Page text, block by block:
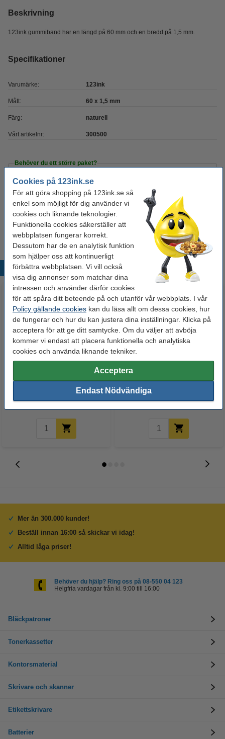
Cookies på 123ink.se
För att göra shopping på 123ink.se så
enkel som möjligt för dig använder vi
cookies och liknande teknologier.
Funktionella cookies säkerställer att
webbplatsen fungerar korrekt.
Dessutom har de en analytisk funktion
som hjälper oss att kontinuerligt
förbättra webbplatsen. Vi vill också
visa dig annonser som matchar dina
intressen och använder därför cookies
för att spåra ditt beteende på och utanför vår webbplats. I vår
Policy gällande cookies kan du läsa allt om dessa cookies, hur
de fungerar och hur du kan justera dina inställningar. Klicka på
acceptera för att ge ditt samtycke. Om du väljer att avböja
kommer vi endast att placera funktionella och analytiska
cookies och använda liknande tekniker.
Acceptera
Endast Nödvändiga
Beskrivning
123ink gummiband har en längd på 60 mm och en bredd på 1,5 mm.
Specifikationer
Varumärke: 123ink
Mått: 60 x 1,5 mm
Färg: naturell
Vårt artikelnr: 300500
Behöver du ett större paket?
Köp500gför endast
125 kr
Vi råder er att beställa denna produkt istället för originalprodukten!
Populära produkter
Gummiband 80 x 1,5mm |
Gummiband 90 x 1,5mm |
Mer än 300.000 kunder!
Beställ innan 16:00 så skickar vi idag!
Alltid låga priser!
Behöver du hjälp? Ring oss på 08-550 04 123
Helgfria vardagar från kl. 9:00 till 16:00
Bläckpatroner
Tonerkassetter
Kontorsmaterial
Skrivare och skanner
Etikettskrivare
Batterier